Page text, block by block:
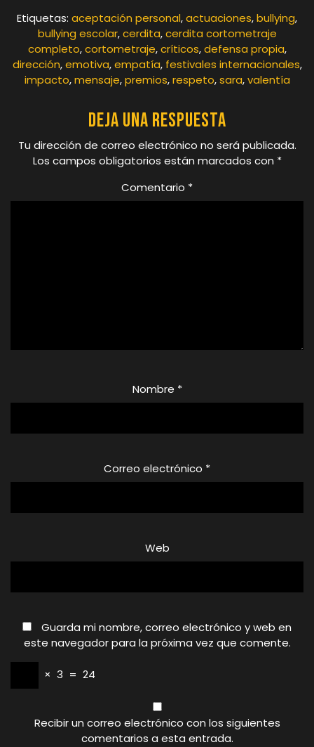
Etiquetas: aceptación personal,actuaciones,bullying,
bullying escolar,cerdita,cerdita cortometraje
completo,cortometraje,críticos,defensa propia,
dirección,emotiva,empatía, festivales internacionales,
impacto,mensaje,premios,respeto,sara,valentía
Deja una respuesta
Tu dirección de correo electrónico no será publicada.
Los campos obligatorios están marcados con *
Comentario *
Nombre *
Correo electrónico *
Web
Guarda mi nombre, correo electrónico y web en
este navegador para la próxima vez que comente.
× 3 = 24
Recibir un correo electrónico con los siguientes
comentarios a esta entrada.